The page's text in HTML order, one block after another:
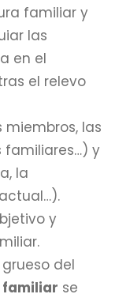
familiar y
las
en el
el relevo
las
familiares…) y
la
y
del
familiar se